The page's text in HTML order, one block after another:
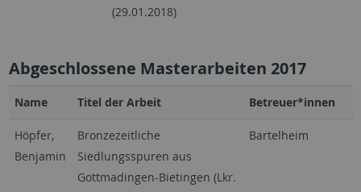
(29.01.2018)
Abgeschlossene Masterarbeiten 2017
Name Titel der Arbeit Betreuer*innen
Höpfer,
Benjamin
Bronzezeitliche
Siedlungsspuren aus
Gottmadingen-Bietingen (Lkr.
Bartelheim